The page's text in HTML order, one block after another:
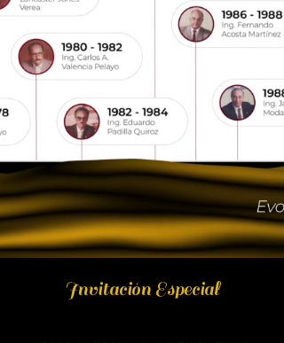
Invitación Especial